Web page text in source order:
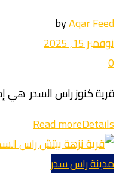
byAqar Feed
نوفمبر 15, 2025
0
قرية كنوز راس السدر هي
Read moreDetails
مدينة راس سدر